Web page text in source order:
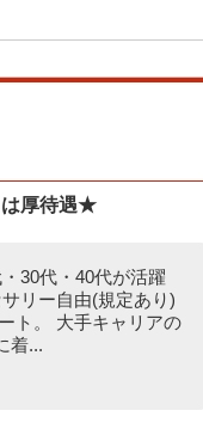
は厚待遇★
30代・40代が活躍
リー自由(規定あり)
ト。 大手キャリアの
着...